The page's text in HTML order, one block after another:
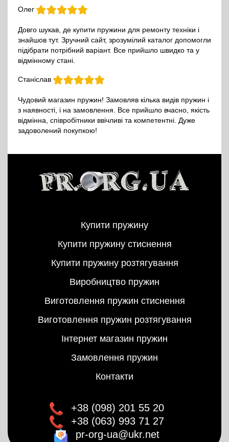
Олег
Довго шукав, де купити пружини для ремонту техніки і
знайшов тут. Зручний сайт, зрозумілий каталог допомогли
підібрати потрібний варіант. Все прийшло швидко та у
відмінному стані.
Станіслав
Чудовий магазин пружин! Замовляв кілька видів пружин і
з наявності, і на замовлення. Все прийшло вчасно, якість
відмінна, співробітники ввічливі та компетентні. Дуже
задоволений покупкою!
Купити пружину
Купити пружину стиснення
Купити пружину розтягування
Виробництво пружин
Виготовлення пружин стиснення
Виготовлення пружин розтягування
Інтернет магазин пружин
Замовлення пружин
Контакти
+38 (098) 201 55 20
+38 (063) 993 71 27
pr-org-ua@ukr.net